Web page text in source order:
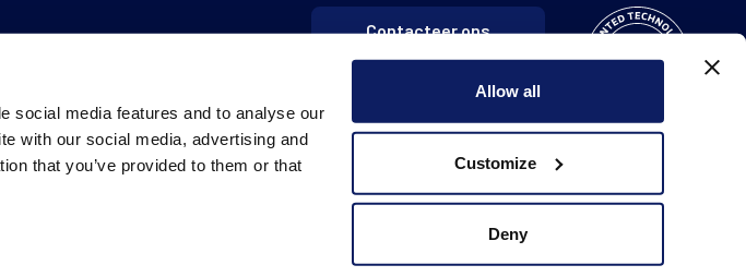
social media features and to analyse our
with our social media, advertising and
that you’ve provided to them or that
Allow all
Customize
Deny
Contacteer ons
ToegankelijkheidsverklaringDisclaimerVerkoopsvoorwaarden